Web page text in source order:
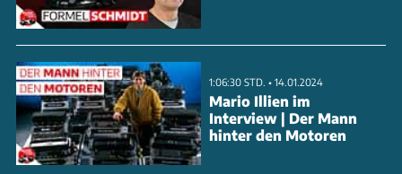
1:06:30 STD. • 14.01.2024
Mario Illien im
Interview | Der Mann
hinter den Motoren